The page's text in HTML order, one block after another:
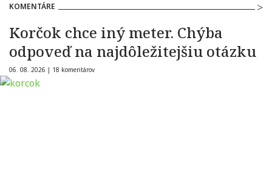
KOMENTÁRE
Korčok chce iný meter. Chýba
odpoveď na najdôležitejšiu otázku
06. 08. 2026 | 18 komentárov